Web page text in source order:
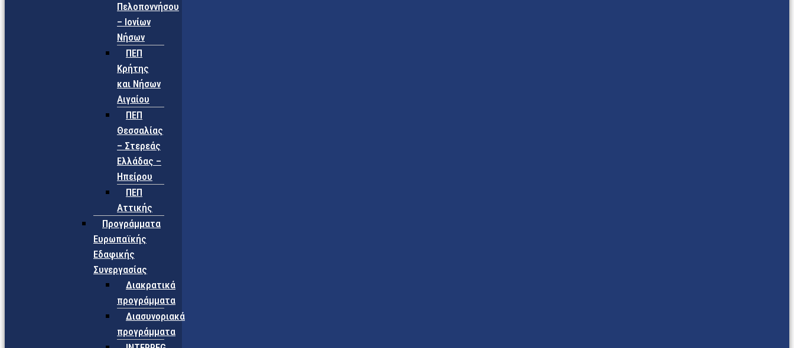
Πελοποννήσου
– Ιονίων
Νήσων
ΠΕΠ
Κρήτης
και Νήσων
Αιγαίου
ΠΕΠ
Θεσσαλίας
– Στερεάς
Ελλάδας –
Ηπείρου
ΠΕΠ
Αττικής
Προγράμματα
Ευρωπαϊκής
Εδαφικής
Συνεργασίας
Διακρατικά
προγράμματα
Διασυνοριακά
προγράμματα